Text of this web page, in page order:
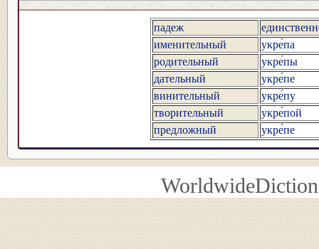
падеж
именительный
укре́па
родительный
укре́пы
дательный
укре́пе
винительный
укре́пу
творительный
укре́пой
предложный
укре́пе